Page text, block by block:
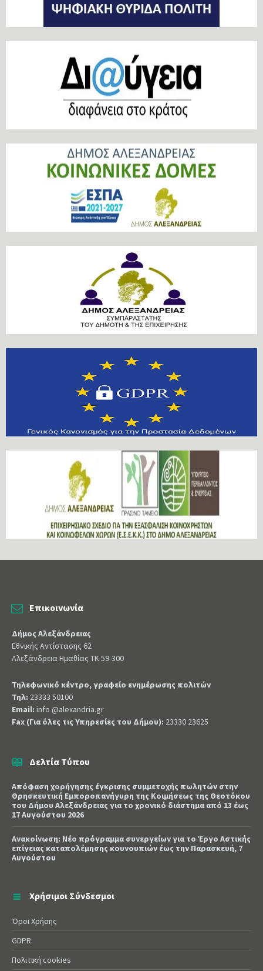
Επικοινωνία
Δήμος Αλεξάνδρειας
Εθνικής Αντίστασης 62
Αλεξάνδρεια Ημαθίας ΤΚ 59-300
Τηλεφωνικό κέντρο, γραφείο ενημέρωσης πολιτών
Τηλ: 23333 50100
Email: info @alexandria.gr
Fax (Για όλες τις Υπηρεσίες του Δήμου): 23330 23625
Δελτία Τύπου
Απόφαση χορήγησης έγκρισης συμμετοχής πωλητών στην
Θρησκευτική Εμποροπανήγυρη της Κοιμήσεως της Θεοτόκου
του Δήμου Αλεξάνδρειας για το χρονικό διάστημα από 13 έως
17 Αυγούστου 2026
Ανακοίνωση: Νέο πρόγραμμα συνεργείων για το Έργο Αστικής
επίγειας καταπολέμησης κουνουπιών έως την Παρασκευή, 7
Αυγούστου
Χρήσιμοι Σύνδεσμοι
Όροι Χρήσης
GDPR
Πολιτική cookies